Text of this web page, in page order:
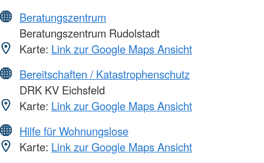
Beratungszentrum
Beratungszentrum Rudolstadt
Karte: Link zur Google Maps Ansicht
Bereitschaften / Katastrophenschutz
DRK KV Eichsfeld
Karte: Link zur Google Maps Ansicht
Hilfe für Wohnungslose
Karte: Link zur Google Maps Ansicht